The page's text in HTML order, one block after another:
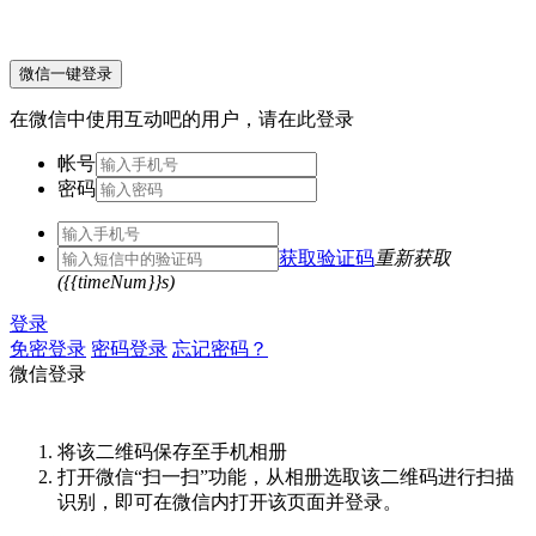
微信一键登录
在微信中使用互动吧的用户，请在此登录
帐号
密码
获取验证码重新获取
({{timeNum}}s)
登录
免密登录 密码登录 忘记密码？
微信登录
将该二维码保存至手机相册
打开微信“扫一扫”功能，从相册选取该二维码进行扫描
识别，即可在微信内打开该页面并登录。